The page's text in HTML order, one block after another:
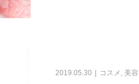
2019.05.30 コスメ 美容